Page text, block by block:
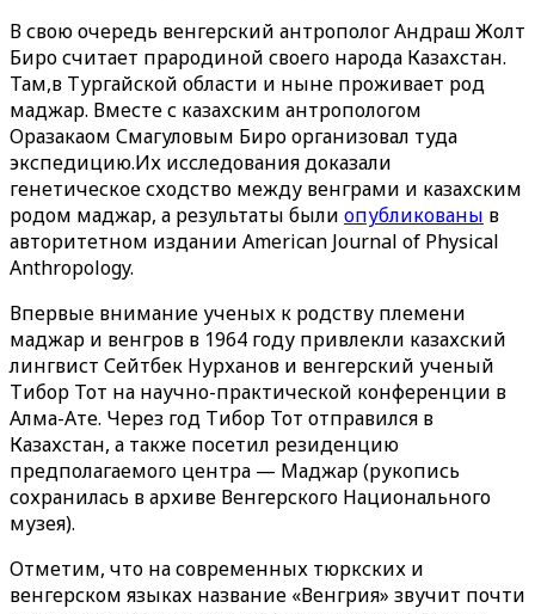
В свою очередь венгерский антрополог Андраш Жолт
Биро считает прародиной своего народа Казахстан.
Там,в Тургайской области и ныне проживает род
маджар. Вместе с казахским антропологом
Оразакаом Смагуловым Биро организовал туда
экспедицию.Их исследования доказали
генетическое сходство между венграми и казахским
родом маджар, а результаты были опубликованы в
авторитетном издании American Journal of Physical
Anthropology.
Впервые внимание ученых к родству племени
маджар и венгров в 1964 году привлекли казахский
лингвист Сейтбек Нурханов и венгерский ученый
Тибор Тот на научно-практической конференции в
Алма-Ате. Через год Тибор Тот отправился в
Казахстан, а также посетил резиденцию
предполагаемого центра — Маджар (рукопись
сохранилась в архиве Венгерского Национального
музея).
Отметим, что на современных тюркских и
венгерском языках название «Венгрия» звучит почти